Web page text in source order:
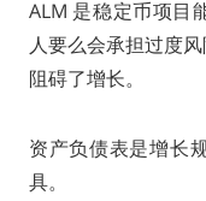
ALM 是稳定币项目
人要么会承担过度
阻碍了增长。
资产负债表是增长
具。